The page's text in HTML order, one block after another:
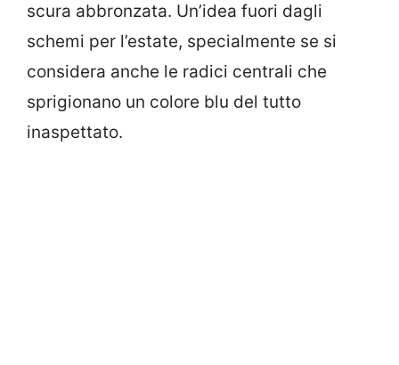
scura abbronzata. Un’idea fuori dagli
schemi per l’estate, specialmente se si
considera anche le radici centrali che
sprigionano un colore blu del tutto
inaspettato.